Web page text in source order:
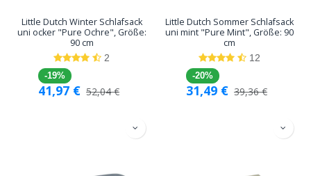
Little Dutch Winter Schlafsack
uni ocker "Pure Ochre", Größe:
90 cm
2
-19%
41,97 € 52,04€
Little Dutch Sommer Schlafsack
uni mint "Pure Mint", Größe: 90
cm
12
-20%
31,49 € 39,36€